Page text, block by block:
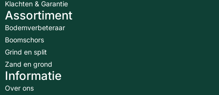
Klachten & Garantie
Assortiment
Bodemverbeteraar
Boomschors
Grind en split
Zand en grond
Informatie
Over ons